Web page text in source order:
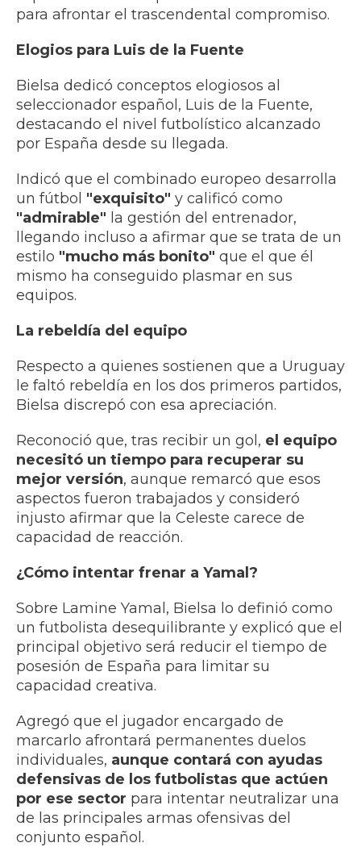
para afrontar el trascendental compromiso.
Elogios para Luis de la Fuente
Bielsa dedicó conceptos elogiosos al
seleccionador español, Luis de la Fuente,
destacando el nivel futbolístico alcanzado
por España desde su llegada.
Indicó que el combinado europeo desarrolla
un fútbol "exquisito" y calificó como
"admirable" la gestión del entrenador,
llegando incluso a afirmar que se trata de un
estilo "mucho más bonito" que el que él
mismo ha conseguido plasmar en sus
equipos.
La rebeldía del equipo
Respecto a quienes sostienen que a Uruguay
le faltó rebeldía en los dos primeros partidos,
Bielsa discrepó con esa apreciación.
Reconoció que, tras recibir un gol, el equipo
necesitó un tiempo para recuperar su
mejor versión, aunque remarcó que esos
aspectos fueron trabajados y consideró
injusto afirmar que la Celeste carece de
capacidad de reacción.
¿Cómo intentar frenar a Yamal?
Sobre Lamine Yamal, Bielsa lo definió como
un futbolista desequilibrante y explicó que el
principal objetivo será reducir el tiempo de
posesión de España para limitar su
capacidad creativa.
Agregó que el jugador encargado de
marcarlo afrontará permanentes duelos
individuales, aunque contará con ayudas
defensivas de los futbolistas que actúen
por ese sector para intentar neutralizar una
de las principales armas ofensivas del
conjunto español.